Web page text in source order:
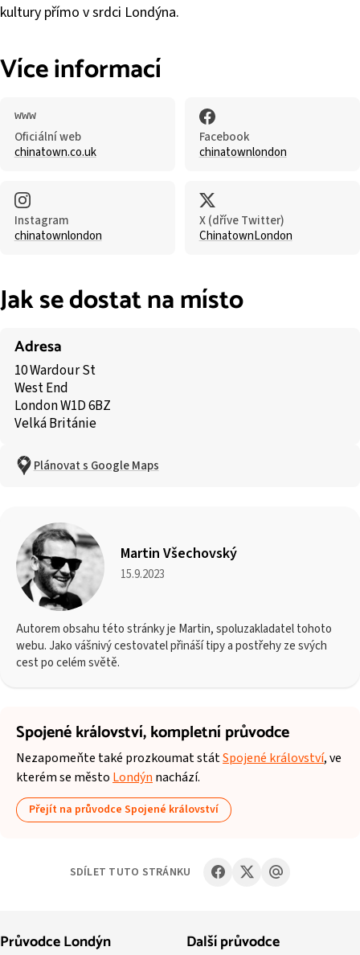
kultury přímo v srdci Londýna.
Více informací
Oficiální web
chinatown.co.uk
Facebook
chinatownlondon
Instagram
chinatownlondon
X (dříve Twitter)
ChinatownLondon
Jak se dostat na místo
Adresa
10 Wardour St
West End
London W1D 6BZ
Velká Británie
Plánovat s Google Maps
Martin Všechovský
15.9.2023
Autorem obsahu této stránky je Martin, spoluzakladatel tohoto
webu. Jako vášnivý cestovatel přináší tipy a postřehy ze svých
cest po celém světě.
Spojené království,kompletní průvodce
Nezapomeňte také prozkoumat státSpojené království, ve
kterém se město Londýn nachází.
Přejít na průvodce Spojené království
SDÍLET TUTO STRÁNKU
Průvodce Londýn Další průvodce